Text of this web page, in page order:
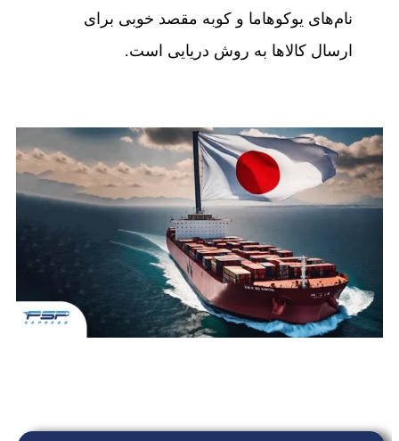
نام‌های یوکوهاما و کوبه مقصد خوبی برای
ارسال کالاها به روش دریایی است.